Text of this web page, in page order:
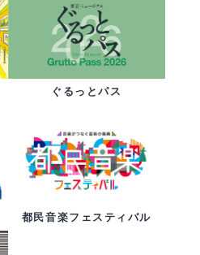
ぐるっとパス
都民音楽フェスティバル